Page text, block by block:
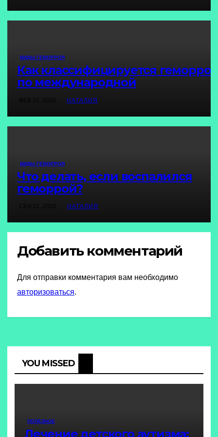
ВИДЫ ГЕМОРРОЯ
Как классифицируется
по международной
НАТАЛИЯ
ВИДЫ ГЕМОРРОЯ
Что делать, если воспалился
геморрой?
НАТАЛИЯ
Добавить комментарий
Для отправки комментария вам необходимо
авторизоваться.
YOU MISSED
ПОЛЕЗНОЕ
Лечение детского аутизма: